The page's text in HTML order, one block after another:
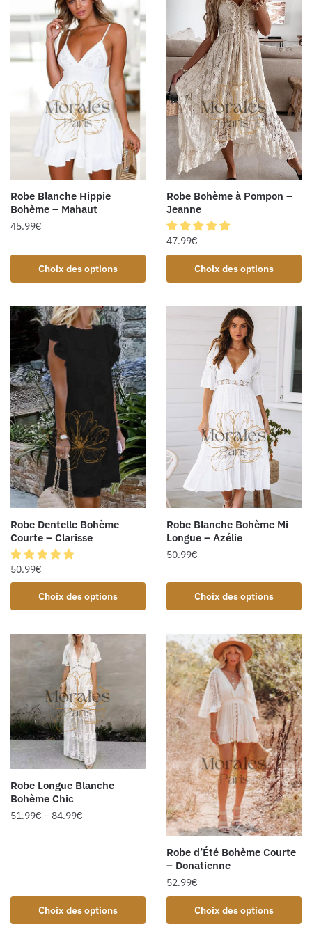
Robe Blanche Hippie
Bohème – Mahaut
45.99€
Choix des options
Robe Bohème à Pompon –
Jeanne
47.99€
Choix des options
Robe Dentelle Bohème
Courte – Clarisse
50.99€
Choix des options
Robe Blanche Bohème Mi
Longue – Azélie
50.99€
Choix des options
Robe Longue Blanche
Bohème Chic
51.99€ –84.99€
Choix des options
Robe d’Été Bohème Courte
– Donatienne
52.99€
Choix des options